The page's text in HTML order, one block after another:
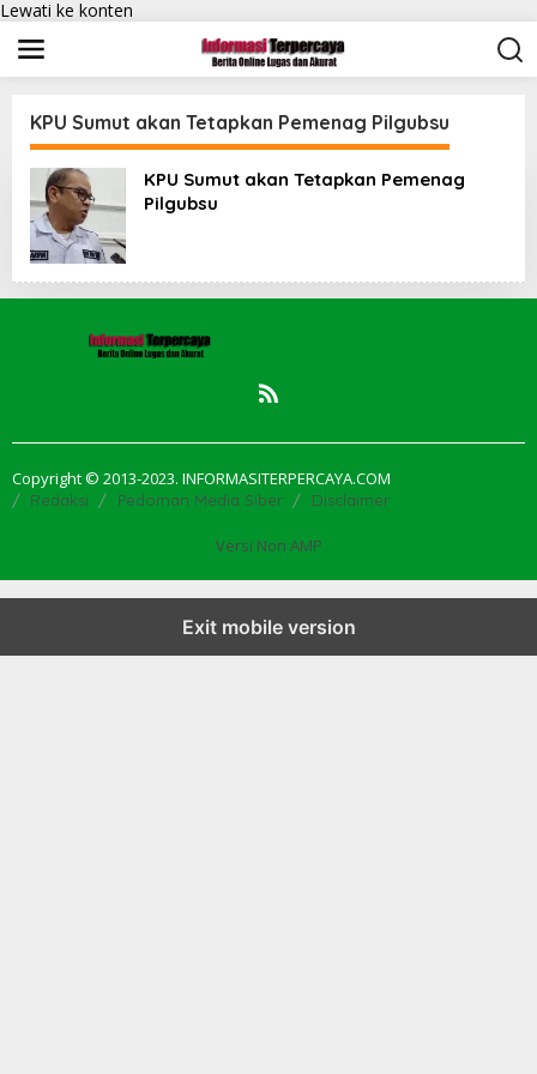
Lewati ke konten
KPU Sumut akan Tetapkan Pemenag Pilgubsu
KPU Sumut akan Tetapkan Pemenag
Pilgubsu
Copyright © 2013-2023. INFORMASITERPERCAYA.COM
Redaksi Pedoman Media Siber Disclaimer
Versi Non AMP
Exit mobile version